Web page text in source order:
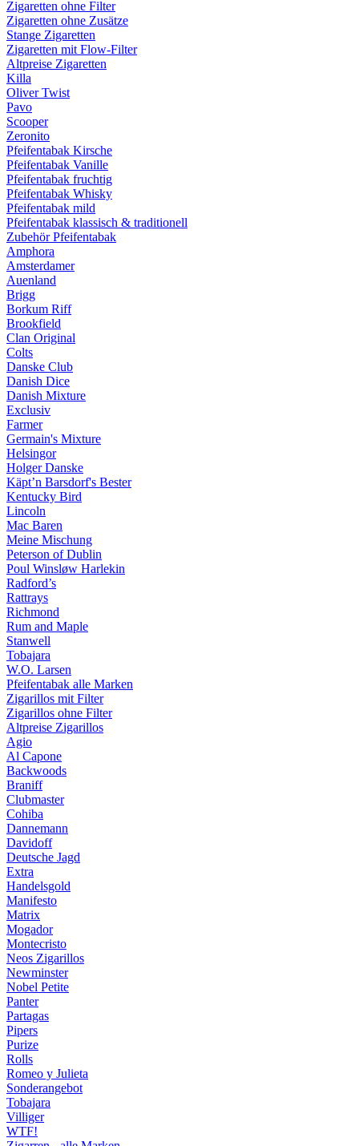
Zigaretten ohne Filter
Zigaretten ohne Zusätze
Stange Zigaretten
Zigaretten mit Flow-Filter
Altpreise Zigaretten
Killa
Oliver Twist
Pavo
Scooper
Zeronito
Pfeifentabak Kirsche
Pfeifentabak Vanille
Pfeifentabak fruchtig
Pfeifentabak Whisky
Pfeifentabak mild
Pfeifentabak klassisch & traditionell
Zubehör Pfeifentabak
Amphora
Amsterdamer
Auenland
Brigg
Borkum Riff
Brookfield
Clan Original
Colts
Danske Club
Danish Dice
Danish Mixture
Exclusiv
Farmer
Germain's Mixture
Helsingor
Holger Danske
Käpt’n Barsdorf's Bester
Kentucky Bird
Lincoln
Mac Baren
Meine Mischung
Peterson of Dublin
Poul Winsløw Harlekin
Radford’s
Rattrays
Richmond
Rum and Maple
Stanwell
Tobajara
W.O. Larsen
Pfeifentabak alle Marken
Zigarillos mit Filter
Zigarillos ohne Filter
Altpreise Zigarillos
Agio
Al Capone
Backwoods
Braniff
Clubmaster
Cohiba
Dannemann
Davidoff
Deutsche Jagd
Extra
Handelsgold
Manifesto
Matrix
Mogador
Montecristo
Neos Zigarillos
Newminster
Nobel Petite
Panter
Partagas
Pipers
Purize
Rolls
Romeo y Julieta
Sonderangebot
Tobajara
Villiger
WTF!